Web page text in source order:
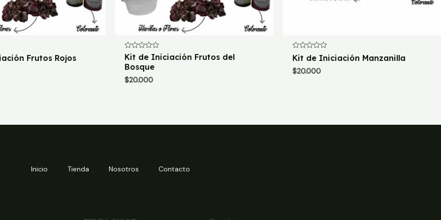
Frutos Rojos
Valorado
con
0
5
Kit de Iniciación Frutos del
Bosque
$20.000
Valorado
con
0
de
Kit de Iniciación Manzanilla
$20.000
Inicio Tienda Nosotros Contacto